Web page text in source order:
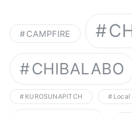
CAMPFIRE
CHIBALABO
KUROSUNAPITCH